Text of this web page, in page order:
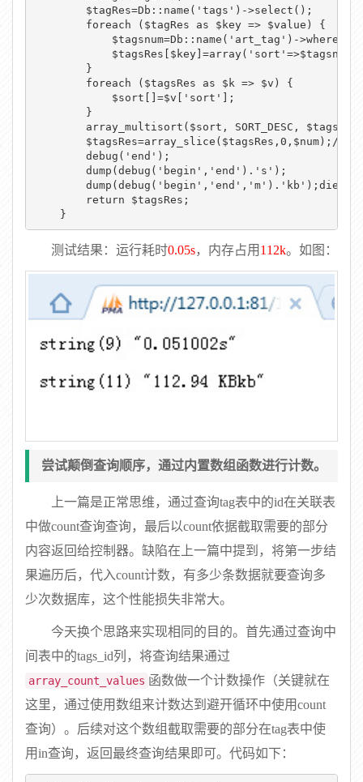
$tagRes=Db::name('tags')->select();
foreach ($tagRes as $key => $value) {
$tagsnum=Db::name('art_tag')-
}
foreach ($tagsRes as $k => $v) {
$sort[]=$v['sort'];
}
array_multisort($sort, SORT_DESC, $tagsRes);//
$tagsRes=array_slice($tagsRes,0,$num);//返回指
debug('end');
dump(debug('begin','end').'s');
dump(debug('begin','end','m').'kb');die;
return $tagsRes;
}
测试结果：运行耗时0.05s，内存占用 112k。如图：
尝试颠倒查询顺序，通过内置数组函数进行计数。
上一篇是正常思维，通过查询tag表中的id在关联表
中做count查询查询，最后以count依据截取需要的部分
内容返回给控制器。缺陷在上一篇中提到，将第一步结
果遍历后，代入count计数，有多少条数据就要查询多
少次数据库，这个性能损失非常大。
今天换个思路来实现相同的目的。首先通过查询中
间表中的tags_id列，将查询结果通过
array_count_values 函数做一个计数操作（关键就在
这里，通过使用数组来计数达到避开循环中使用count
查询） 。后续对这个数组截取需要的部分在tag表中使
用in查询，返回最终查询结果即可。代码如下：